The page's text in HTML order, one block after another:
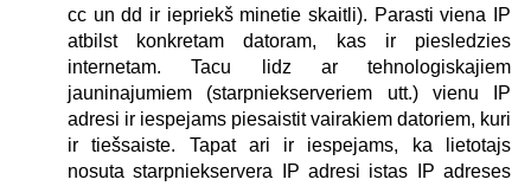
cc un dd ir iepriekš minetie skaitli). Parasti viena IP
atbilst konkretam datoram, kas ir piesledzies
internetam. Tacu lidz ar tehnologiskajiem
jauninajumiem (starpniekserveriem utt.) vienu IP
adresi ir iespejams piesaistit vairakiem datoriem, kuri
ir tiešsaiste. Tapat ari ir iespejams, ka lietotajs
nosuta starpniekservera IP adresi istas IP adreses